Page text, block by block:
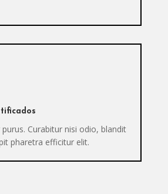
Curabitur nisi odio, blandit
pharetra efficitur elit.